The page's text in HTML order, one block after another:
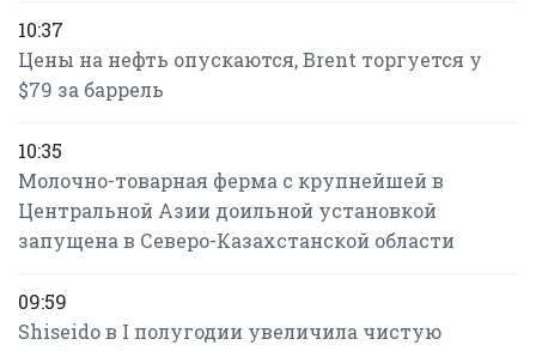
10:37
Цены на нефть опускаются, Brent торгуется у
$79 за баррель
10:35
Молочно-товарная ферма с крупнейшей в
Центральной Азии доильной установкой
запущена в Северо-Казахстанской области
09:59
Shiseido в I полугодии увеличила чистую